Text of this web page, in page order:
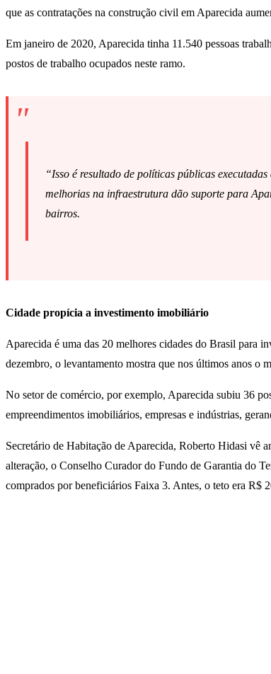
que as contratações na construção civil em Aparecida
Em janeiro de 2020, Aparecida tinha 11.540 pessoas
postos de trabalho ocupados neste ramo.
“Isso é resultado de políticas públicas
melhorias na infraestrutura dão suporte para
bairros.
Cidade propícia a investimento imobiliário
Aparecida é uma das 20 melhores cidades do Brasil para
dezembro, o levantamento mostra que nos últimos anos o
No setor de comércio, por exemplo, Aparecida subiu 36
empreendimentos imobiliários, empresas e indústrias,
Secretário de Habitação de Aparecida, Roberto Hidasi vê
alteração, o Conselho Curador do Fundo de Garantia do
comprados por beneficiários Faixa 3. Antes, o teto era R$